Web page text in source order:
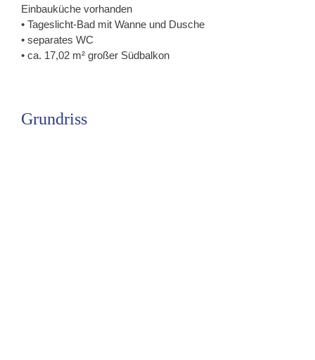
Einbauküche vorhanden
• Tageslicht-Bad mit Wanne und Dusche
• separates WC
• ca. 17,02 m² großer Südbalkon
Grundriss